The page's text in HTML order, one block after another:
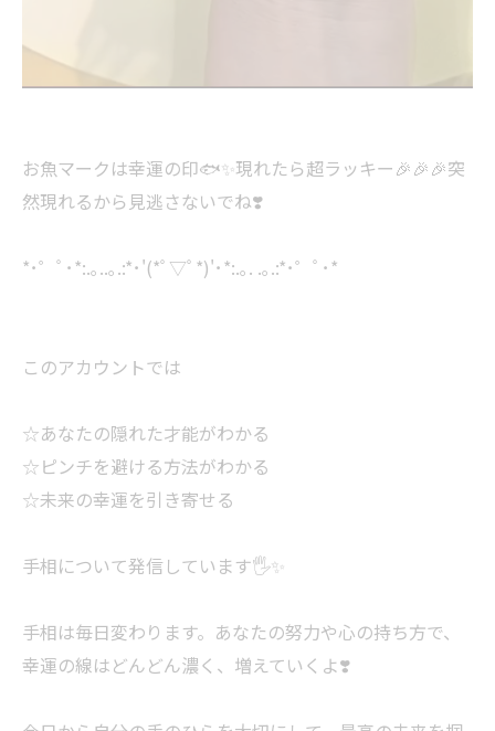
お魚マークは幸運の印🐟✨現れたら超ラッキー🎉🎉🎉突
然現れるから見逃さないでね❣️
*･゜ﾟ･*:.｡..｡.:*･'(*ﾟ▽ﾟ*)'･*:.｡. .｡.:*･゜ﾟ･*
このアカウントでは
☆あなたの隠れた才能がわかる
☆ピンチを避ける方法がわかる
☆未来の幸運を引き寄せる
手相について発信しています🖐️✨
手相は毎日変わります。あなたの努力や心の持ち方で、
幸運の線はどんどん濃く、増えていくよ❣️